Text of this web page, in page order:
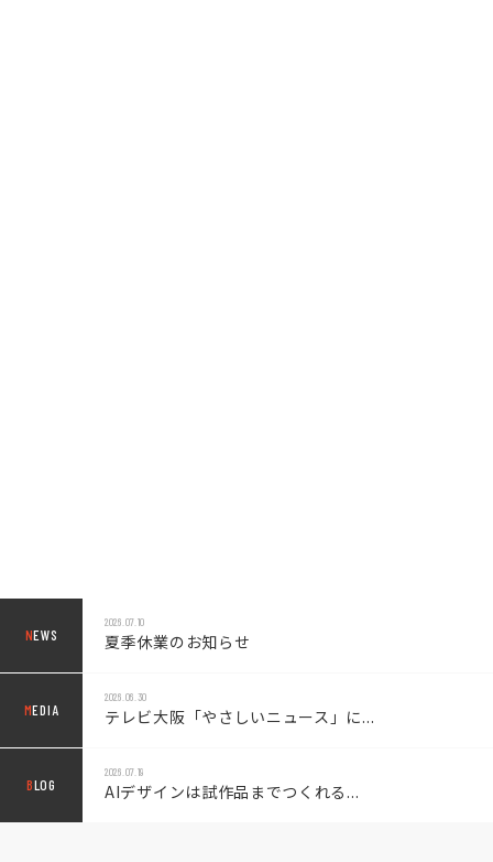
NEWS
2026.07.10
夏季休業のお知らせ
MEDIA
2026.06.30
テレビ大阪「やさしいニュース」に...
BLOG
2026.07.19
AIデザインは試作品までつくれる...